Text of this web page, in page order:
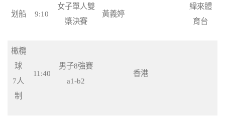
划船 9:10
女子單人雙
槳決賽
黃義婷
緯來體
育台
橄欖
球
7人
制
11:40
男子8強賽
a1-b2
香港